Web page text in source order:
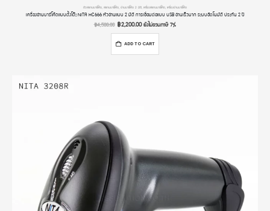
ตัวสแกนบาร์โค้ด สแกนบาร์โค้ด อ่านบาร์โค้ด 2 มิติ เครื่องสแกนบาร์โค้ด เครื่องอ่านบาร์โค้ด
เครื่องอ่านบาร์โค้ดแบบตั้งโต๊ะ NITA HC666 หัวอ่านแบบ 2 มิติ การเชื่อมต่อแบบ USB อ่านเร็วมาก ระบบอัตโนมัติ ประกัน 2 ปี
฿4,500.00 ฿2,200.00ยังไม่รวมภาษี 7%
ADD TO CART